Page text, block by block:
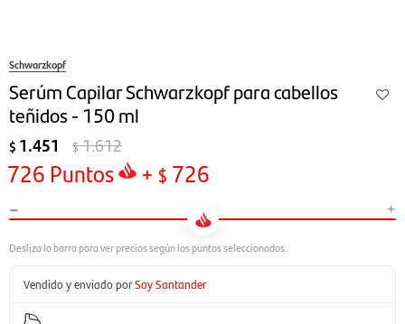
Schwarzkopf
Serúm Capilar Schwarzkopf para cabellos
teñidos - 150 ml
$ 1.451 $1.612
726 Puntos + $ 726
- +
Vendido y enviado porSoy Santander